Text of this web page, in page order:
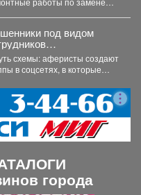
под видом
россиян, у
скоро день
схемы: аферисты создают
в соцсетях, в которые
их дня...
города